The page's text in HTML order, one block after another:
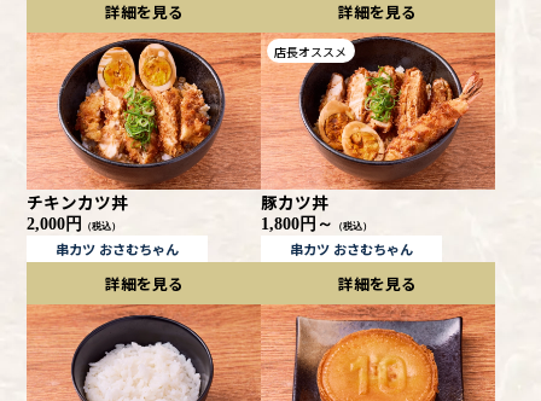
詳細を見る 詳細を見る
チキンカツ丼
2,000円 （税込）
串カツ おさむちゃん
詳細を見る
店長オススメ
豚カツ丼
1,800円～ （税込）
串カツ おさむちゃん
詳細を見る